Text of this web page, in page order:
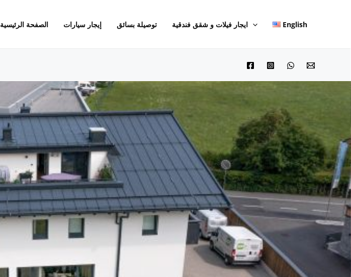
الصفحة الرئيسية إيجار سيارات توصيلة بسائق ايجار فيلات و شقق فندقية English